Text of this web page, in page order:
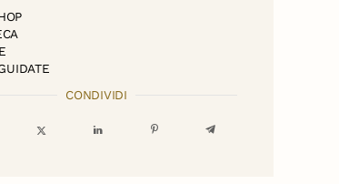
CONDIVIDI